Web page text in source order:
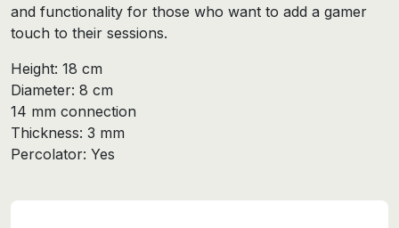
and functionality for those who want to add a gamer
touch to their sessions.
Height: 18 cm
Diameter: 8 cm
14 mm connection
Thickness: 3 mm
Percolator: Yes